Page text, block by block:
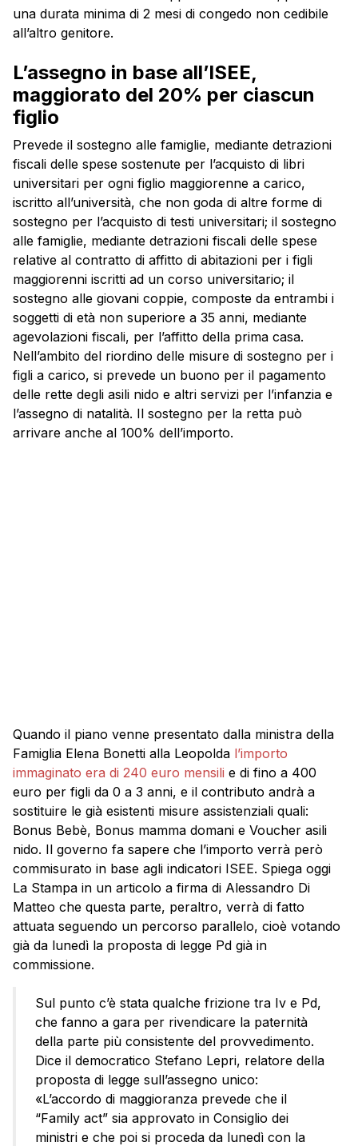
una durata minima di 2 mesi di congedo non cedibile
all’altro genitore.
L’assegno in base all’ISEE,
maggiorato del 20% per ciascun
figlio
Prevede il sostegno alle famiglie, mediante detrazioni
fiscali delle spese sostenute per l’acquisto di libri
universitari per ogni figlio maggiorenne a carico,
iscritto all’università, che non goda di altre forme di
sostegno per l’acquisto di testi universitari; il sostegno
alle famiglie, mediante detrazioni fiscali delle spese
relative al contratto di affitto di abitazioni per i figli
maggiorenni iscritti ad un corso universitario; il
sostegno alle giovani coppie, composte da entrambi i
soggetti di età non superiore a 35 anni, mediante
agevolazioni fiscali, per l’affitto della prima casa.
Nell’ambito del riordino delle misure di sostegno per i
figli a carico, si prevede un buono per il pagamento
delle rette degli asili nido e altri servizi per l’infanzia e
l’assegno di natalità. Il sostegno per la retta può
arrivare anche al 100% dell’importo.
Quando il piano venne presentato dalla ministra della
Famiglia Elena Bonetti alla Leopolda l’importo
immaginato era di 240 euro mensili e di fino a 400
euro per figli da 0 a 3 anni, e il contributo andrà a
sostituire le già esistenti misure assistenziali quali:
Bonus Bebè, Bonus mamma domani e Voucher asili
nido. Il governo fa sapere che l’importo verrà però
commisurato in base agli indicatori ISEE. Spiega oggi
La Stampa in un articolo a firma di Alessandro Di
Matteo che questa parte, peraltro, verrà di fatto
attuata seguendo un percorso parallelo, cioè votando
già da lunedì la proposta di legge Pd già in
commissione.
Sul punto c’è stata qualche frizione tra Iv e Pd,
che fanno a gara per rivendicare la paternità
della parte più consistente del provvedimento.
Dice il democratico Stefano Lepri, relatore della
proposta di legge sull’assegno unico:
«L’accordo di maggioranza prevede che il
“Family act” sia approvato in Consiglio dei
ministri e che poi si proceda da lunedì con la